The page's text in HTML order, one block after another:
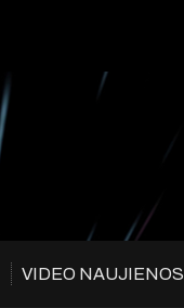
VIDEO NAUJIENOS